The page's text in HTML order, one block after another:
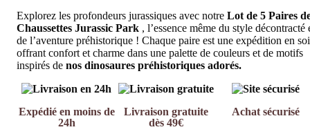
Explorez les profondeurs jurassiques avec notre Lot de 5 Paires
Chaussettes Jurassic Park , l’essence même du style décontracté
de l’aventure préhistorique ! Chaque paire est une expédition en
offrant confort et charme dans une palette de couleurs et de motifs
inspirés de nos dinosaures préhistoriques adorés.
Expédié en moins de
24h
Livraison gratuite
dès 49€
Achat sécurisé